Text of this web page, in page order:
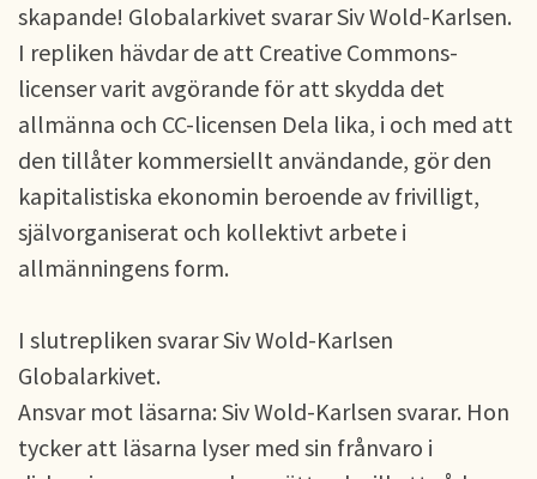
skapande! Globalarkivet svarar Siv Wold-Karlsen.
I repliken hävdar de att Creative Commons-
licenser varit avgörande för att skydda det
allmänna och CC-licensen Dela lika, i och med att
den tillåter kommersiellt användande, gör den
kapitalistiska ekonomin beroende av frivilligt,
självorganiserat och kollektivt arbete i
allmänningens form.
I slutrepliken svarar Siv Wold-Karlsen
Globalarkivet.
Ansvar mot läsarna: Siv Wold-Karlsen svarar. Hon
tycker att läsarna lyser med sin frånvaro i